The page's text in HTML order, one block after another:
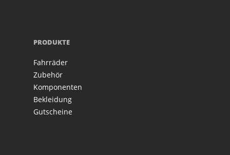
PRODUKTE
Fahrräder
Zubehör
Komponenten
Bekleidung
Gutscheine